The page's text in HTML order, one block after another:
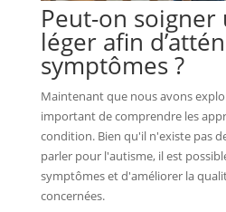
Peut-on soigner
léger afin
symptômes ?
Maintenant que nous avons
important de comprendre les
condition. Bien qu'il n'existe pas
parler pour l'autisme, il est
symptômes et d'améliorer la
concernées.